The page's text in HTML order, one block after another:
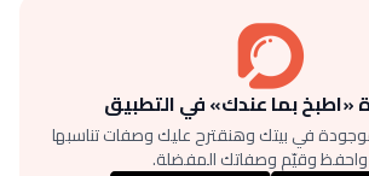
«اطبخ بما عندك» في التطبيق
في بيتك وهنقترح عليك وصفات تناسبها
وقيّم وصفاتك المفضلة.